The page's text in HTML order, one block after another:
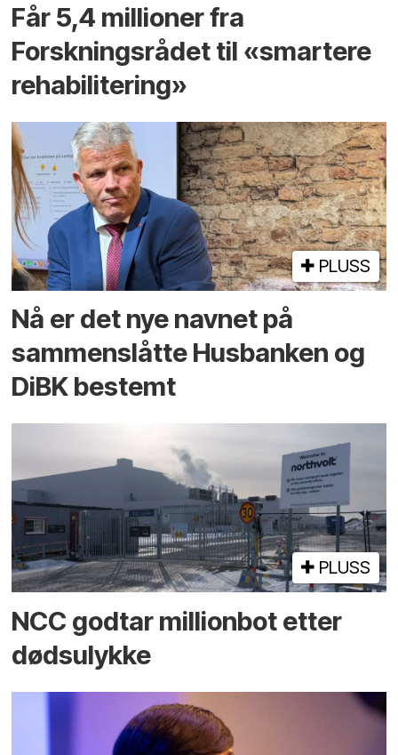
Får 5,4 millioner fra
Forskningsrådet til «smartere
rehabilitering»
PLUSS
Nå er det nye navnet på
sammenslåtte Husbanken og
DiBK bestemt
PLUSS
NCC godtar millionbot etter
dødsulykke